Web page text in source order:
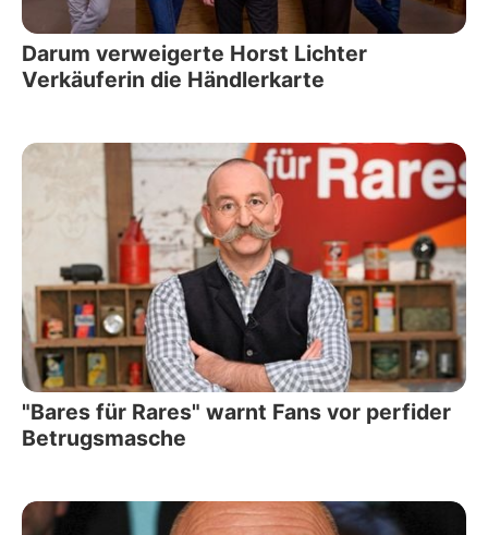
Darum verweigerte Horst Lichter
Verkäuferin die Händlerkarte
"Bares für Rares" warnt Fans vor perfider
Betrugsmasche